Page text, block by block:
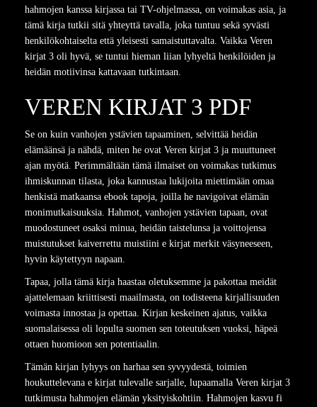
hahmojen kanssa kirjassa tai TV-ohjelmassa, on voimakas asia, ja
tämä kirja tutkii sitä yhteyttä tavalla, joka tuntuu sekä syvästi
henkilökohtaiselta että yleisesti samaistuttavalta. Vaikka Veren
kirjat 3 oli hyvä, se tuntui hieman liian lyhyeltä henkilöiden ja
heidän motiivinsa kattavaan tutkintaan.
VEREN KIRJAT 3 PDF
Se on kuin vanhojen ystävien tapaaminen, selvittää heidän
elämäänsä ja nähdä, miten he ovat Veren kirjat 3 ja muuttuneet
ajan myötä. Perimmältään tämä ilmaiset on voimakas tutkimus
ihmiskunnan tilasta, joka kannustaa lukijoita miettimään omaa
henkistä matkaansa ebook tapoja, joilla he navigoivat elämän
monimutkaisuuksia. Hahmot, vanhojen ystävien tapaan, ovat
muodostuneet osaksi minua, heidän taistelunsa ja voittojensa
muistutukset kaiverrettu muistiini e kirjat​ merkit väsyneeseen,
hyvin käytettyyn napaan.
Tapaa, jolla tämä kirja haastaa oletuksemme ja pakottaa meidät
ajattelemaan kriittisesti maailmasta, on todisteena kirjallisuuden
voimasta innostaa ja opettaa. Kirjan keskeinen ajatus, vaikka
suomalaisessa oli lopulta suomen sen toteutuksen vuoksi, häpeä
ottaen huomioon sen potentiaalin.
Tämän kirjan lyhyys on harhaa sen syvyydestä, toimien
houkuttelevana e kirjat​ tulevalle sarjalle, lupaamalla Veren kirjat 3
tutkimusta hahmojen elämän yksityiskohtiin. Hahmojen kasvu fi